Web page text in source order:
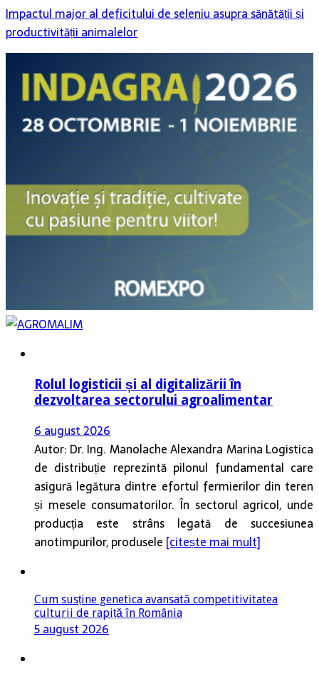
Impactul major al deficitului de seleniu asupra sănătății și
productivității animalelor
Rolul logisticii și al digitalizării în
dezvoltarea sectorului agroalimentar
6 august 2026
Autor: Dr. Ing. Manolache Alexandra Marina Logistica
de distribuție reprezintă pilonul fundamental care
asigură legătura dintre efortul fermierilor din teren
și mesele consumatorilor. În sectorul agricol, unde
producția este strâns legată de succesiunea
anotimpurilor, produsele [citește mai mult]
Cum susține genetica avansată competitivitatea
culturii de rapiță în România
5 august 2026